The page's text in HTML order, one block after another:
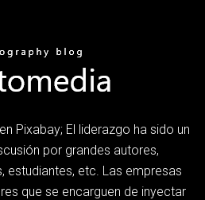
Pixabay; El liderazgo ha sido un
por grandes autores,
estudiantes, etc. Las empresas
que se encarguen de inyectar